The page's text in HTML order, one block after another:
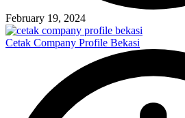
February 19, 2024
Cetak Company Profile Bekasi